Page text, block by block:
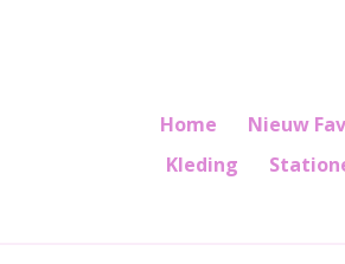
Home Nieuw
Kleding